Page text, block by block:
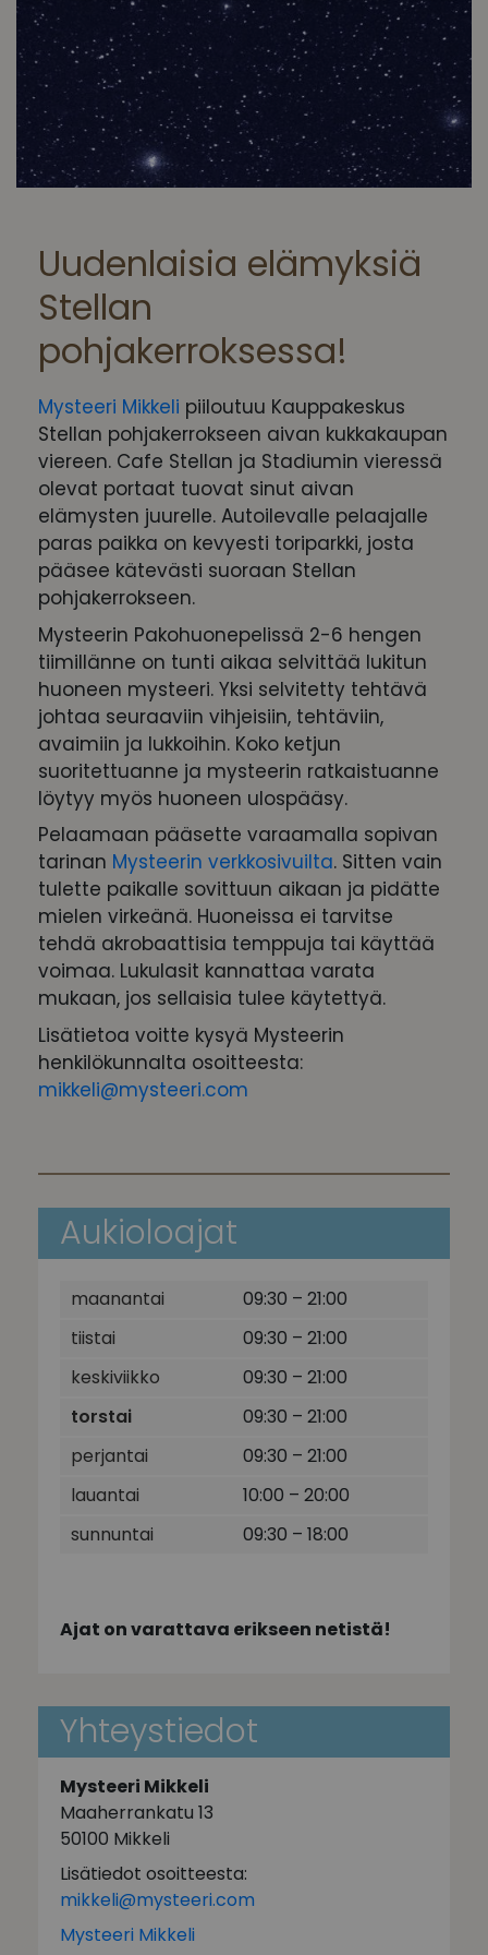
Uudenlaisia elämyksiä
Stellan
pohjakerroksessa!
Mysteeri Mikkeli piiloutuu Kauppakeskus
Stellan pohjakerrokseen aivan kukkakaupan
viereen. Cafe Stellan ja Stadiumin vieressä
olevat portaat tuovat sinut aivan
elämysten juurelle. Autoilevalle pelaajalle
paras paikka on kevyesti toriparkki, josta
pääsee kätevästi suoraan Stellan
pohjakerrokseen.
Mysteerin Pakohuonepelissä 2-6 hengen
tiimillänne on tunti aikaa selvittää lukitun
huoneen mysteeri. Yksi selvitetty tehtävä
johtaa seuraaviin vihjeisiin, tehtäviin,
avaimiin ja lukkoihin. Koko ketjun
suoritettuanne ja mysteerin ratkaistuanne
löytyy myös huoneen ulospääsy.
Pelaamaan pääsette varaamalla sopivan
tarinan Mysteerin verkkosivuilta. Sitten vain
tulette paikalle sovittuun aikaan ja pidätte
mielen virkeänä. Huoneissa ei tarvitse
tehdä akrobaattisia temppuja tai käyttää
voimaa. Lukulasit kannattaa varata
mukaan, jos sellaisia tulee käytettyä.
Lisätietoa voitte kysyä Mysteerin
henkilökunnalta osoitteesta:
mikkeli@mysteeri.com
Aukioloajat
maanantai
09:30 – 21:00
tiistai
09:30 – 21:00
keskiviikko
09:30 – 21:00
torstai
09:30 – 21:00
perjantai
09:30 – 21:00
lauantai
10:00 – 20:00
sunnuntai
09:30 – 18:00
Ajat on varattava erikseen netistä!
Yhteystiedot
Mysteeri Mikkeli
Maaherrankatu 13
50100 Mikkeli
Lisätiedot osoitteesta:
mikkeli@mysteeri.com
Mysteeri Mikkeli